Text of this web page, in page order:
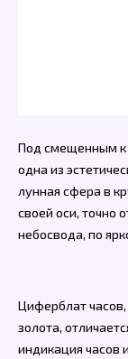
Под смещенным к
одна из
лунная сфера в
своей оси, точно
небосвода, по
Циферблат
золота,
индикация часов